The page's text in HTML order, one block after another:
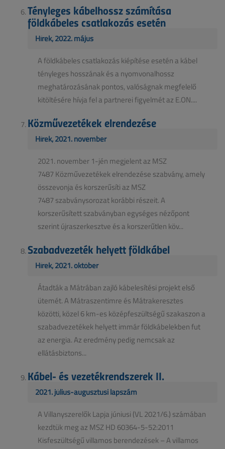
Tényleges kábelhossz számítása
földkábeles csatlakozás esetén
Hírek, 2022. május
A földkábeles csatlakozás kiépítése esetén a kábel
tényleges hosszának és a nyomvonalhossz
meghatározásának pontos, valóságnak megfelelő
kitöltésére hívja fel a partnerei figyelmét az E.ON....
Közművezetékek elrendezése
Hírek, 2021. november
2021. november 1-jén megjelent az MSZ
7487 Közművezetékek elrendezése szabvány, amely
összevonja és korszerűsíti az MSZ
7487 szabványsorozat korábbi részeit. A
korszerűsített szabványban egységes nézőpont
szerint újraszerkesztve és a korszerűtlen köv...
Szabadvezeték helyett földkábel
Hírek, 2021. október
Átadták a Mátrában zajló kábelesítési projekt első
ütemét. A Mátraszentimre és Mátrakeresztes
közötti, közel 6 km-es középfeszültségű szakaszon a
szabadvezetékek helyett immár földkábelekben fut
az energia. Az eredmény pedig nemcsak az
ellátásbiztons...
Kábel- és vezetékrendszerek II.
2021. július-augusztusi lapszám
A Villanyszerelők Lapja júniusi (VL 2021/6.) számában
kezdtük meg az MSZ HD 60364-5-52:2011
Kisfeszültségű villamos berendezések – A villamos